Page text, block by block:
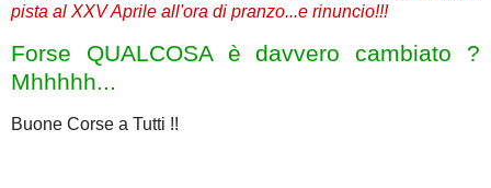
pista al XXV Aprile all'ora di pranzo...e rinuncio!!!
Forse QUALCOSA è davvero cambiato ?
Mhhhhh...
Buone Corse a Tutti !!